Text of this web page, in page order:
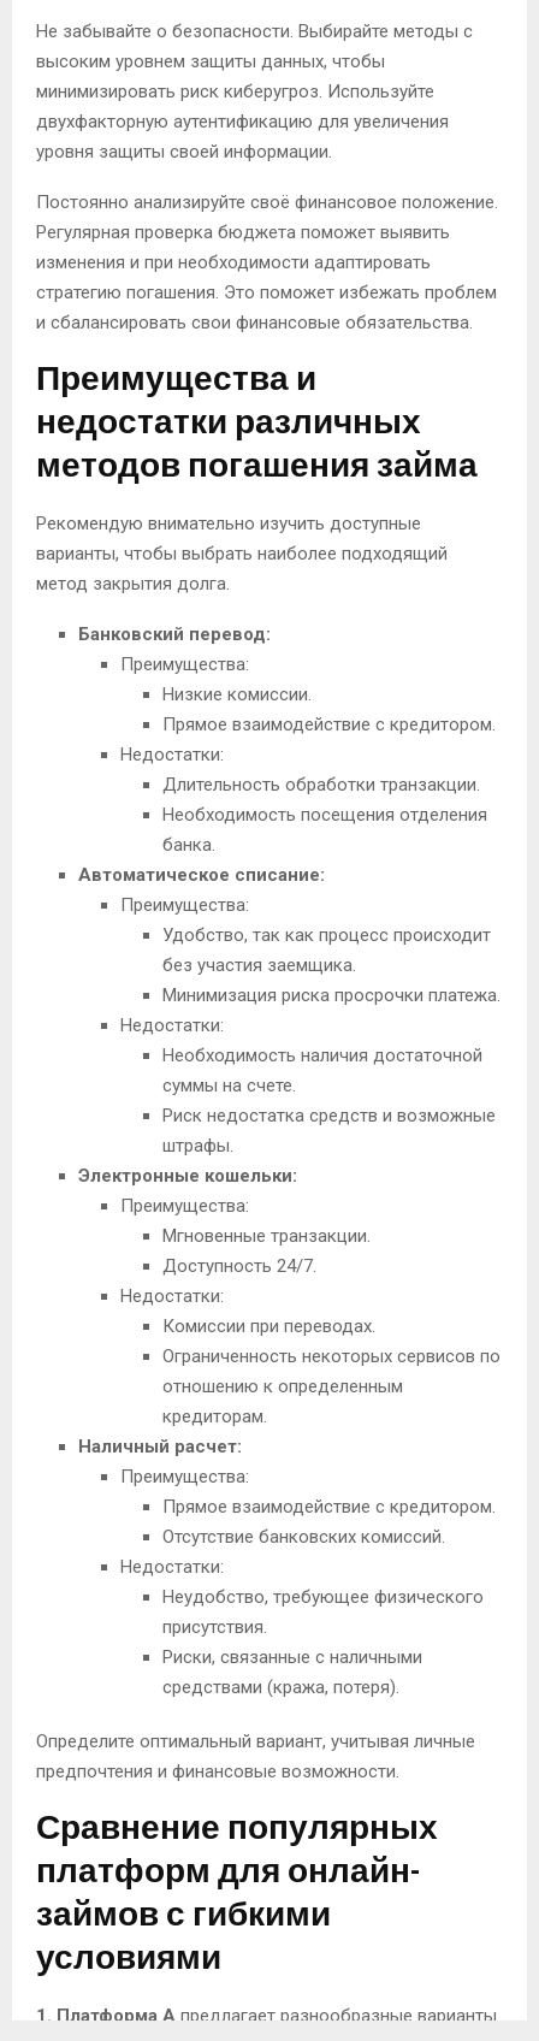
Не забывайте о безопасности. Выбирайте методы с
высоким уровнем защиты данных, чтобы
минимизировать риск киберугроз. Используйте
двухфакторную аутентификацию для увеличения
уровня защиты своей информации.
Постоянно анализируйте своё финансовое положение.
Регулярная проверка бюджета поможет выявить
изменения и при необходимости адаптировать
стратегию погашения. Это поможет избежать проблем
и сбалансировать свои финансовые обязательства.
Преимущества и
недостатки различных
методов погашения займа
Рекомендую внимательно изучить доступные
варианты, чтобы выбрать наиболее подходящий
метод закрытия долга.
Банковский перевод:
Преимущества:
Низкие комиссии.
Прямое взаимодействие с кредитором.
Недостатки:
Длительность обработки транзакции.
Необходимость посещения отделения
банка.
Автоматическое списание:
Преимущества:
Удобство, так как процесс происходит
без участия заемщика.
Минимизация риска просрочки платежа.
Недостатки:
Необходимость наличия достаточной
суммы на счете.
Риск недостатка средств и возможные
штрафы.
Электронные кошельки:
Преимущества:
Мгновенные транзакции.
Доступность 24/7.
Недостатки:
Комиссии при переводах.
Ограниченность некоторых сервисов по
отношению к определенным
кредиторам.
Наличный расчет:
Преимущества:
Прямое взаимодействие с кредитором.
Отсутствие банковских комиссий.
Недостатки:
Неудобство, требующее физического
присутствия.
Риски, связанные с наличными
средствами (кража, потеря).
Определите оптимальный вариант, учитывая личные
предпочтения и финансовые возможности.
Сравнение популярных
платформ для онлайн-
займов с гибкими
условиями
1. Платформа A предлагает разнообразные варианты